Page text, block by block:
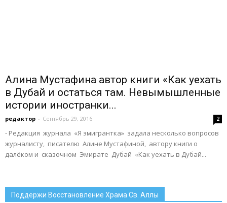
Алина Мустафина автор книги «Как уехать
в Дубай и остаться там. Невымышленные
истории иностранки...
редактор - Сентябрь 29, 2016 2
- Редакция журнала «Я эмигрантка» задала несколько вопросов
журналисту, писателю Алине Мустафиной, автору книги о
далёком и сказочном Эмирате Дубай «Как уехать в Дубай...
Поддержи Восстановление Храма Св. Аллы